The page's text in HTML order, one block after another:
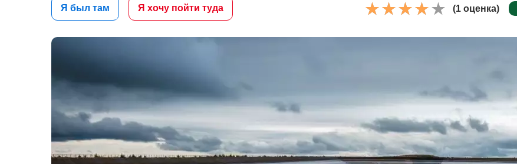
Я был там Я хочу пойти туда (1 оценка)